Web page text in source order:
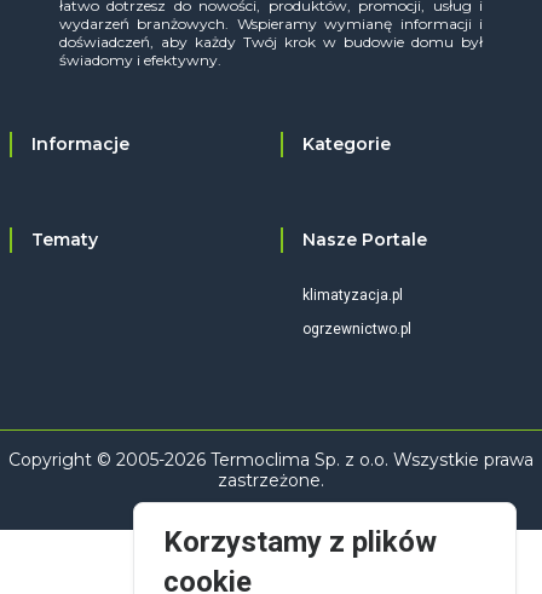
łatwo dotrzesz do nowości, produktów, promocji, usług i
wydarzeń branżowych. Wspieramy wymianę informacji i
doświadczeń, aby każdy Twój krok w budowie domu był
świadomy i efektywny.
Informacje Kategorie
Tematy Nasze Portale
klimatyzacja.pl
ogrzewnictwo.pl
Copyright © 2005-2026 Termoclima Sp. z o.o. Wszystkie prawa
zastrzeżone.
Korzystamy z plików
cookie